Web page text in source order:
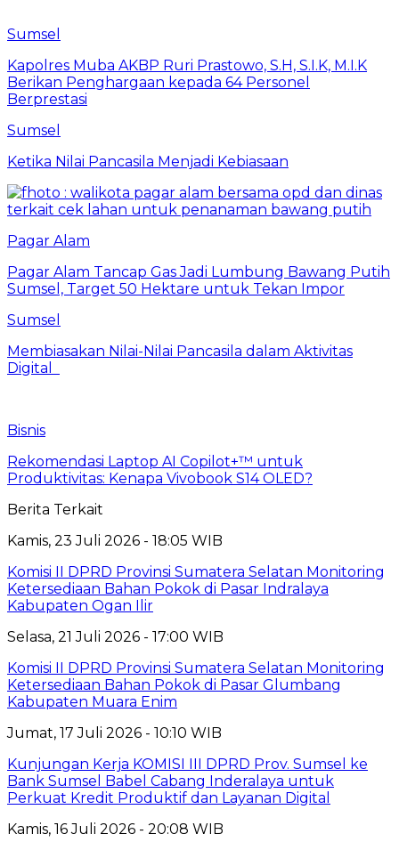
Sumsel
Kapolres Muba AKBP Ruri Prastowo, S.H, S.I.K, M.I.K
Berikan Penghargaan kepada 64 Personel
Berprestasi
Sumsel
Ketika Nilai Pancasila Menjadi Kebiasaan
Pagar Alam
Pagar Alam Tancap Gas Jadi Lumbung Bawang Putih
Sumsel, Target 50 Hektare untuk Tekan Impor
Sumsel
Membiasakan Nilai-Nilai Pancasila dalam Aktivitas
Digital
Bisnis
Rekomendasi Laptop AI Copilot+™ untuk
Produktivitas: Kenapa Vivobook S14 OLED?
Berita Terkait
Kamis, 23 Juli 2026 - 18:05 WIB
Komisi II DPRD Provinsi Sumatera Selatan Monitoring
Ketersediaan Bahan Pokok di Pasar Indralaya
Kabupaten Ogan Ilir
Selasa, 21 Juli 2026 - 17:00 WIB
Komisi II DPRD Provinsi Sumatera Selatan Monitoring
Ketersediaan Bahan Pokok di Pasar Glumbang
Kabupaten Muara Enim
Jumat, 17 Juli 2026 - 10:10 WIB
Kunjungan Kerja KOMISI III DPRD Prov. Sumsel ke
Bank Sumsel Babel Cabang Inderalaya untuk
Perkuat Kredit Produktif dan Layanan Digital
Kamis, 16 Juli 2026 - 20:08 WIB